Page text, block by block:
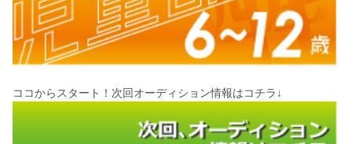
ココからスタート！次回オーディション情報はコチラ↓